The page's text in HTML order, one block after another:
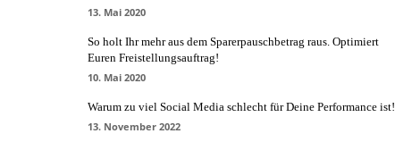
13. Mai 2020
So holt Ihr mehr aus dem Sparerpauschbetrag raus. Optimiert
Euren Freistellungsauftrag!
10. Mai 2020
Warum zu viel Social Media schlecht für Deine Performance ist!
13. November 2022